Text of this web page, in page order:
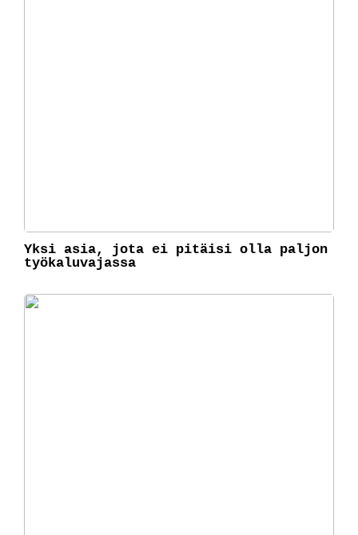
Yksi asia, jota ei pitäisi olla paljon
työkaluvajassa